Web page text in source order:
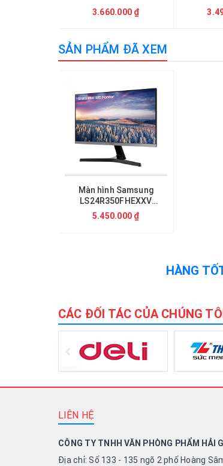
75Hz IPS
3.660.000 ₫
SẢN PHẨM ĐÃ XEM
Màn hình Samsung
LS24R350FHEXXV
23.8Inch IPS
5.450.000 ₫
HÀNG
CÁC ĐỐI TÁC CỦA CHÚNG
LIÊN HỆ
CÔNG TY TNHH VĂN PHÒNG PHẨM HẢI
Địa chỉ: Số 133 - 135 ngõ 2 phố Hoàng